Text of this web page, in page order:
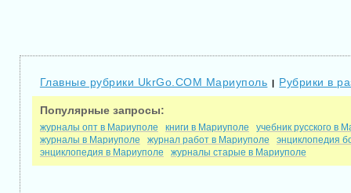
Главные рубрики UkrGo.COM Мариуполь | Рубрики в
Популярные запросы:
журналы опт в Мариуполе книги в Мариуполе
учебник русского в
журналы в Мариуполе
журнал работ в Мариуполе
энциклопедия
энциклопедия в Мариуполе
журналы старые в Мариуполе